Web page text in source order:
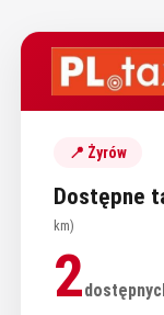
📍 Żyrów
Dostępne
km)
2